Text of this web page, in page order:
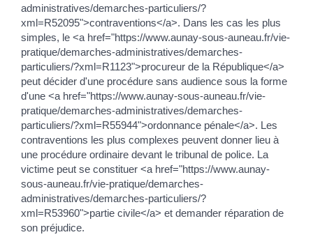
administratives/demarches-particuliers/?
xml=R52095">contraventions</a>. Dans les cas les plus
simples, le <a href="https://www.aunay-sous-auneau.fr/vie-
pratique/demarches-administratives/demarches-
particuliers/?xml=R1123">procureur de la République</a>
peut décider d'une procédure sans audience sous la forme
d'une <a href="https://www.aunay-sous-auneau.fr/vie-
pratique/demarches-administratives/demarches-
particuliers/?xml=R55944">ordonnance pénale</a>. Les
contraventions les plus complexes peuvent donner lieu à
une procédure ordinaire devant le tribunal de police. La
victime peut se constituer <a href="https://www.aunay-
sous-auneau.fr/vie-pratique/demarches-
administratives/demarches-particuliers/?
xml=R53960">partie civile</a> et demander réparation de
son préjudice.